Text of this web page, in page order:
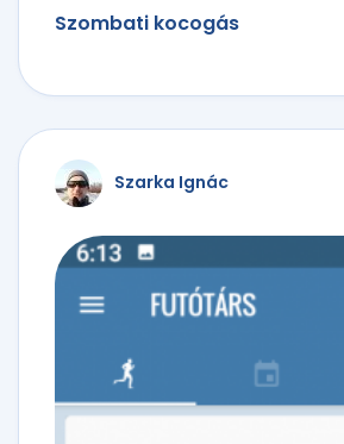
Szombati kocogás
Szarka Ignác